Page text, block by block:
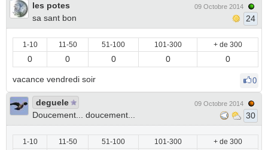
les potes
sa sant bon
09 Octobre 2014
24
1-10 11-50 51-100 101-300 + de 300
0 0 0 0 0
vacance vendredi soir 0
deguele
Doucement... doucement...
09 Octobre 2014
30
1-10 11-50 51-100 101-300 + de 300